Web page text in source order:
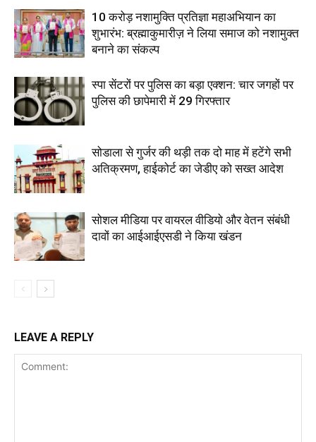
10 करोड़ नशामुक्ति प्रतिज्ञा महाअभियान का
शुभारंभ: ब्रह्माकुमारीज़ ने लिया समाज को नशामुक्त
बनाने का संकल्प
स्पा सेंटरों पर पुलिस का बड़ा एक्शन: चार जगहों पर
पुलिस की छापेमारी में 29 गिरफ्तार
सोडाला से गुर्जर की थड़ी तक दो माह में हटेंगे सभी
अतिक्रमण, हाईकोर्ट का जेडीए को सख्त आदेश
सोशल मीडिया पर वायरल वीडियो और वेतन संबंधी
दावों का आईआईएसडी ने किया खंडन
LEAVE A REPLY